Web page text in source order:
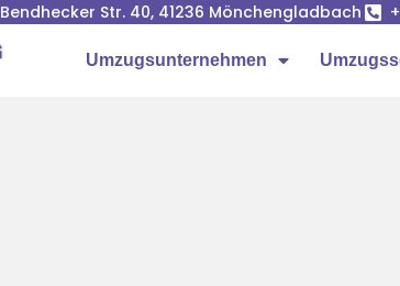
Bendhecker Str. 40, 41236 Mönchengladbach
Umzugsunternehmen